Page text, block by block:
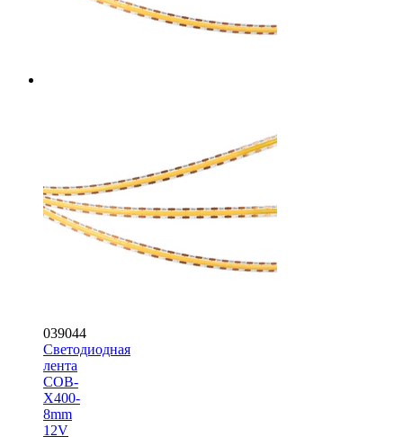
039044
Светодиодная
лента
COB-
X400-
8mm
12V